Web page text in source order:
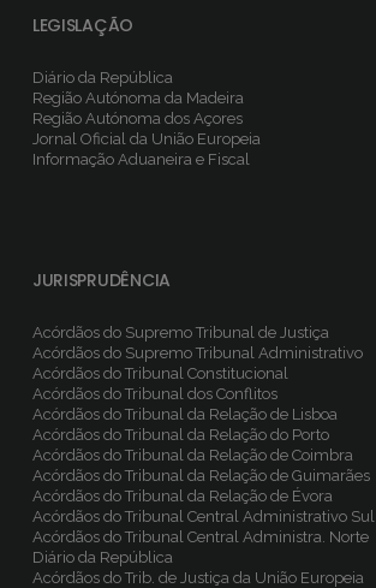
LEGISLAÇÃO
Diário da República
Região Autónoma da Madeira
Região Autónoma dos Açores
Jornal Oficial da União Europeia
Informação Aduaneira e Fiscal
JURISPRUDÊNCIA
Acórdãos do Supremo Tribunal de Justiça
Acórdãos do Supremo Tribunal Administrativo
Acórdãos do Tribunal Constitucional
Acórdãos do Tribunal dos Conflitos
Acórdãos do Tribunal da Relação de Lisboa
Acórdãos do Tribunal da Relação do Porto
Acórdãos do Tribunal da Relação de Coimbra
Acórdãos do Tribunal da Relação de Guimarães
Acórdãos do Tribunal da Relação de Évora
Acórdãos do Tribunal Central Administrativo Sul
Acórdãos do Tribunal Central Administra. Norte
Diário da República
Acórdãos do Trib. de Justiça da União Europeia